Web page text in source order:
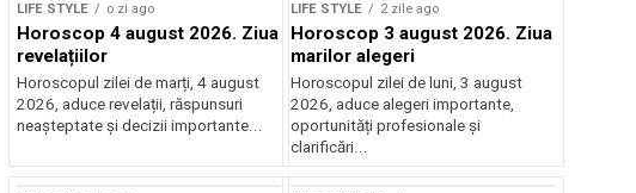
LIFE STYLE o zi ago
Horoscop 4 august 2026. Ziua
revelațiilor
Horoscopul zilei de marți, 4 august
2026, aduce revelații, răspunsuri
neașteptate și decizii importante...
LIFE STYLE 2 zile ago
Horoscop 3 august 2026. Ziua
marilor alegeri
Horoscopul zilei de luni, 3 august
2026, aduce alegeri importante,
oportunități profesionale și
clarificări...